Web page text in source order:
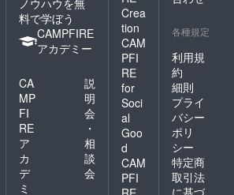
ノウハウを無
料で学ぼう
CAMPFIRE
アカデミー
CA
MP
FI
RE
ア
カ
デ
ミ
説
明
会
・
相
談
会
Crea
tion
CAM
PFI
RE
for
Soci
al
Goo
d
CAM
PFI
各種規定
利用規
約
細則
プライ
バシー
ポリ
シー
特定商
取引法